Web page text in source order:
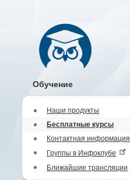
Обучение
Наши продукты
Бесплатные курсы
Контактная информация
Группы в Инфоклубе
Ближайшие трансляции